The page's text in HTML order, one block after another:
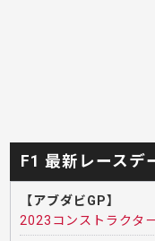
F1 最新レースデ
【アブダビGP】
2023コンストラクタ